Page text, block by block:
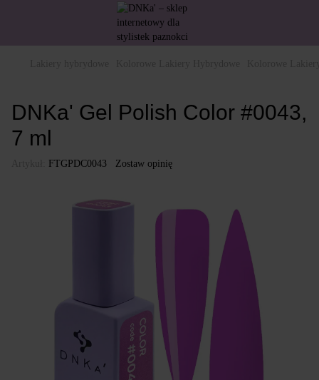
DNKa' Gel Polish Color #0043,
7 ml
FTGPDC0043 Zostaw opinię